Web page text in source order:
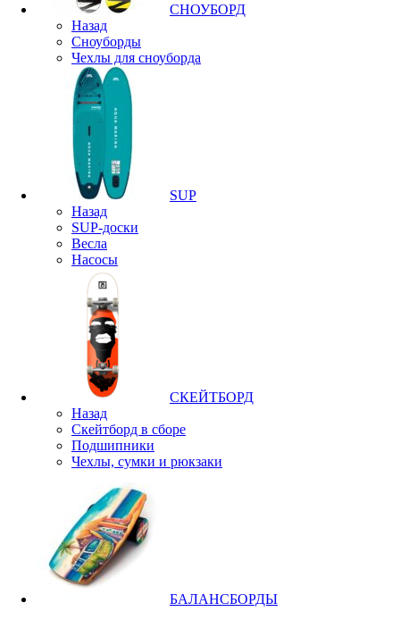
СНОУБОРД
Назад
Сноуборды
Чехлы для сноуборда
SUP
Назад
SUP-доски
Весла
Насосы
СКЕЙТБОРД
Назад
Скейтборд в сборе
Подшипники
Чехлы, сумки и рюкзаки
БАЛАНСБОРДЫ